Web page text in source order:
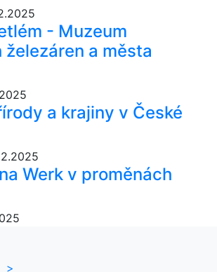
- Muzeum
a města
a krajiny v České
Werk v proměnách
>